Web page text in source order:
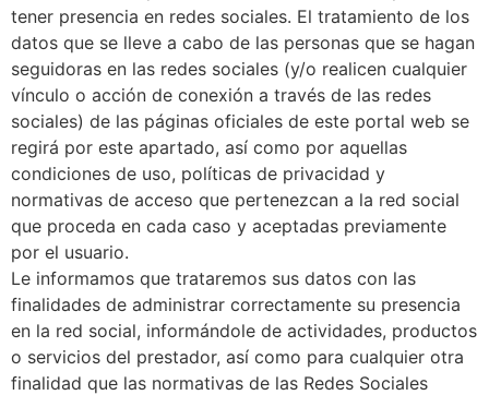
tener presencia en redes sociales. El tratamiento de los
datos que se lleve a cabo de las personas que se hagan
seguidoras en las redes sociales (y/o realicen cualquier
vínculo o acción de conexión a través de las redes
sociales) de las páginas oficiales de este portal web se
regirá por este apartado, así como por aquellas
condiciones de uso, políticas de privacidad y
normativas de acceso que pertenezcan a la red social
que proceda en cada caso y aceptadas previamente
por el usuario.
Le informamos que trataremos sus datos con las
finalidades de administrar correctamente su presencia
en la red social, informándole de actividades, productos
o servicios del prestador, así como para cualquier otra
finalidad que las normativas de las Redes Sociales